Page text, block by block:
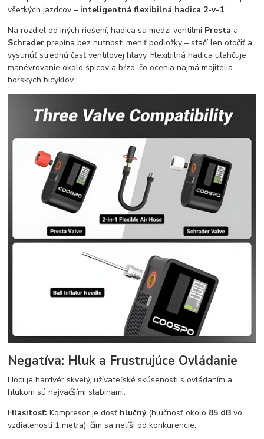
všetkých jazdcov – inteligentná flexibilná hadica 2-v-1.
Na rozdiel od iných riešení, hadica sa medzi ventilmi Presta a
Schrader prepína bez nutnosti meniť podložky – stačí len otočiť a
vysunúť strednú časť ventilovej hlavy. Flexibilná hadica uľahčuje
manévrovanie okolo špicov a bŕzd, čo ocenia najmä majitelia
horských bicyklov.
Negatíva: Hluk a Frustrujúce Ovládanie
Hoci je hardvér skvelý, užívateľské skúsenosti s ovládaním a
hlukom sú najväčšími slabinami:
Hlasitosť: Kompresor je dosť hlučný(hlučnosť okolo 85 dB vo
vzdialenosti 1 metra), čím sa nelíši od konkurencie.